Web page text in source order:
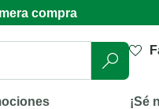
compra
¡Sé